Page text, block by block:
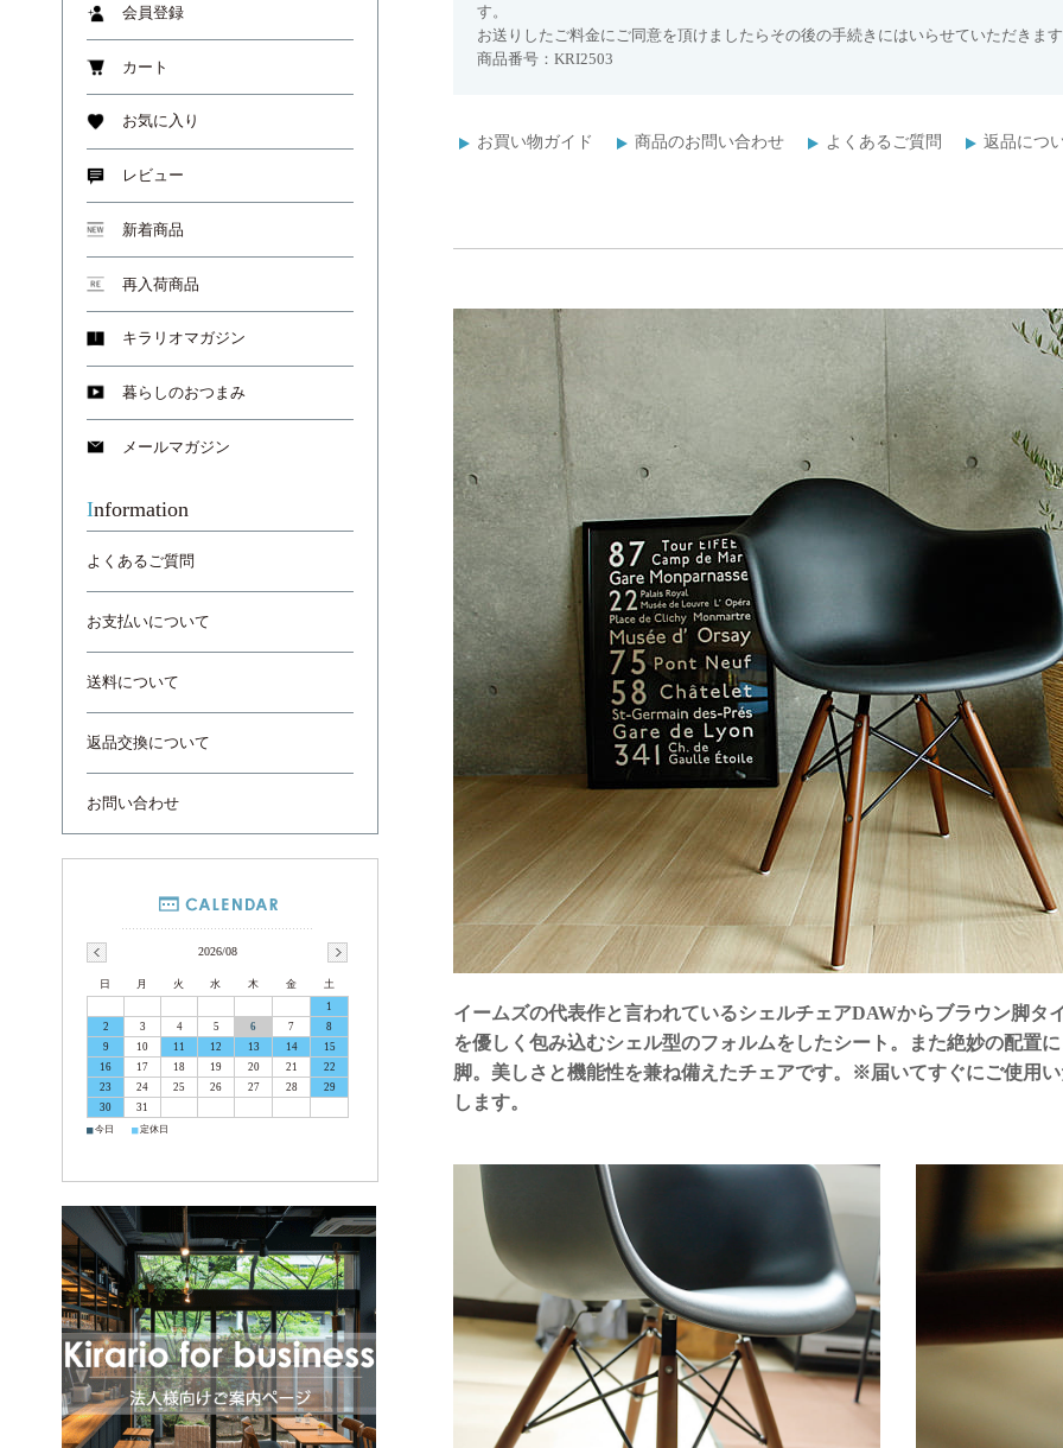
す。
お送りしたご料金にご同意を頂けましたらその後の手続きにはいらせていただきま
商品番号：KRI2503
お買い物ガイド 商品のお問い合わせ よくあるご質問 返品につ
イームズの代表作と言われているシェルチェアDAWからブラウン脚タ
を優しく包み込むシェル型のフォルムをしたシート。また絶妙の配置
脚。美しさと機能性を兼ね備えたチェアです。※届いてすぐにご使用
します。
会員登録
カート
お気に入り
レビュー
新着商品
再入荷商品
キラリオマガジン
暮らしのおつまみ
メールマガジン
Information
よくあるご質問
お支払いについて
送料について
返品交換について
お問い合わせ
2026/08
日 月 火 水 木 金
土
1
2
3 4 5 6 7
8
9
10 11 12 13 14
15
16
17 18 19 20 21
22
23
24 25 26 27 28
29
30
31
■ 今日 ■ 定休日